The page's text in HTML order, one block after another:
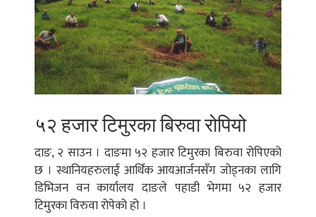
५२ हजार टिमुरका बिरुवा रोपियो
दाङ, २ साउन । दाङमा ५२ हजार टिमुरका बिरुवा रोपिएको
छ । स्थानियहरुलाई आर्थिक आयआर्जनसँग जोड्नका लागि
डिभिजन वन कार्यालय दाङले पहाडी भेगमा ५२ हजार
टिमुरका विरुवा रोपेको हो ।